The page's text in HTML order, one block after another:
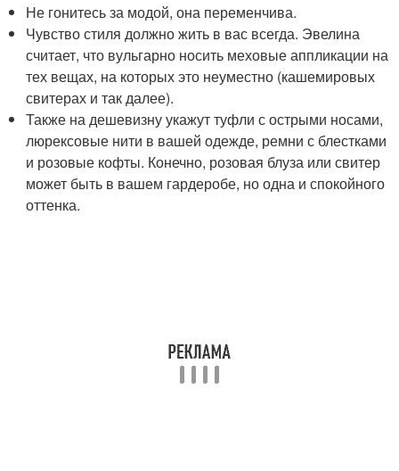
Не гонитесь за модой, она переменчива.
Чувство стиля должно жить в вас всегда. Эвелина
считает, что вульгарно носить меховые аппликации на
тех вещах, на которых это неуместно (кашемировых
свитерах и так далее).
Также на дешевизну укажут туфли с острыми носами,
люрексовые нити в вашей одежде, ремни с блестками
и розовые кофты. Конечно, розовая блуза или свитер
может быть в вашем гардеробе, но одна и спокойного
оттенка.